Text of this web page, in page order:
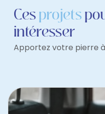
Cesprojets
intéresser
Apportez votre pierre